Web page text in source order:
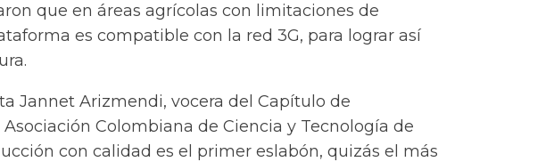
que en áreas agrícolas con limitaciones de
es compatible con la red 3G, para lograr así
Jannet Arizmendi, vocera del Capítulo de
Colombiana de Ciencia y Tecnología de
con calidad es el primer eslabón, quizás el más